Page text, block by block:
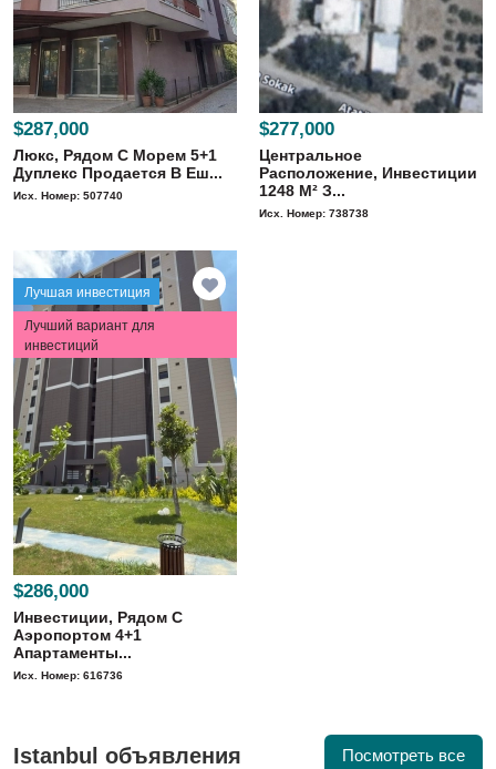
$287,000
Люкс, Рядом С Морем 5+1
Дуплекс Продается В Еш...
Исх. Номер: 507740
$277,000
Центральное
Расположение, Инвестиции
1248 M² З...
Исх. Номер: 738738
Лучшая инвестиция
Лучший вариант для
инвестиций
$286,000
Инвестиции, Рядом С
Аэропортом 4+1
Апартаменты...
Исх. Номер: 616736
Istanbul объявления Посмотреть все